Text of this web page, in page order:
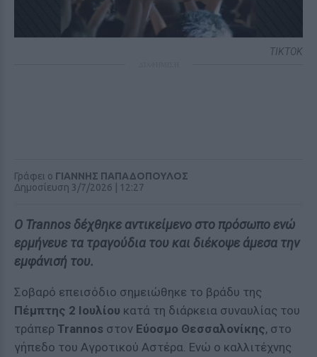
TIKTOK
Γράφει ο ΓΙΑΝΝΗΣ ΠΑΠΑΔΟΠΟΥΛΟΣ
Δημοσίευση 3/7/2026 | 12:27
O Trannos δέχθηκε αντικείμενο στο πρόσωπο ενώ
ερμήνευε τα τραγούδια του και διέκοψε άμεσα την
εμφάνισή του.
Σοβαρό επεισόδιο σημειώθηκε το βράδυ της
Πέμπτης 2 Ιουλίου κατά τη διάρκεια συναυλίας του
τράπερ Trannos στον Εύοσμο Θεσσαλονίκης, στο
γήπεδο του Αγροτικού Αστέρα. Ενώ ο καλλιτέχνης